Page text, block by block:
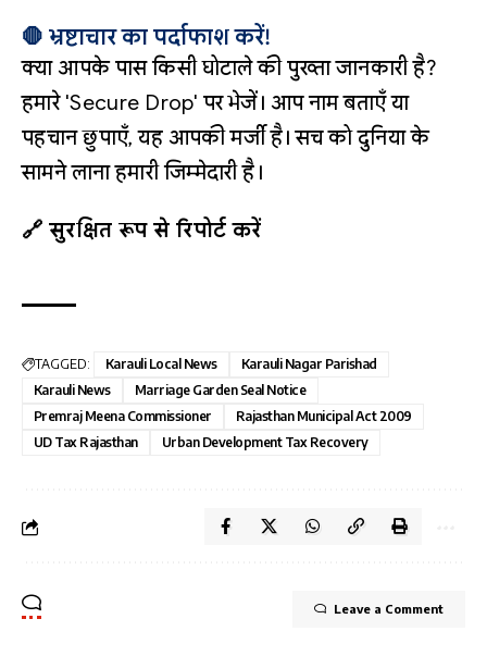
🛑 भ्रष्टाचार का पर्दाफाश करें!
क्या आपके पास किसी घोटाले की पुख्ता जानकारी है?
हमारे 'Secure Drop' पर भेजें। आप नाम बताएँ या
पहचान छुपाएँ, यह आपकी मर्जी है। सच को दुनिया के
सामने लाना हमारी जिम्मेदारी है।
🔗 सुरक्षित रूप से रिपोर्ट करें
TAGGED: Karauli Local News
Karauli Nagar Parishad
Karauli News
Marriage Garden Seal Notice
Premraj Meena Commissioner
Rajasthan Municipal Act 2009
UD Tax Rajasthan
Urban Development Tax Recovery
Leave a Comment